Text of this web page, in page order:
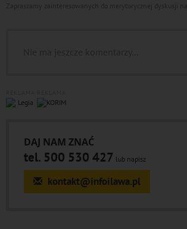
DAJ NAM ZNAĆ
tel. 500 530 427 lub napisz
kontakt@infoilawa.pl